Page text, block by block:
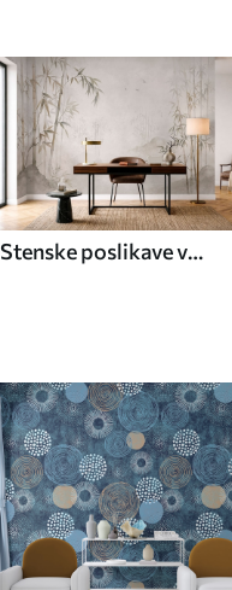
Stenske poslikave v